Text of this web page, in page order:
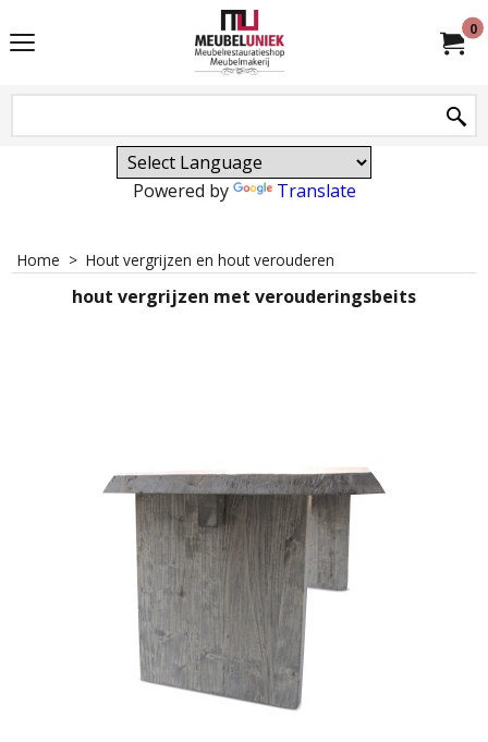
0
Powered by Translate
Home > Hout vergrijzen en hout verouderen
hout vergrijzen met verouderingsbeits